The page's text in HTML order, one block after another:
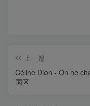
上一篇
Céline Dion - On ne
国区